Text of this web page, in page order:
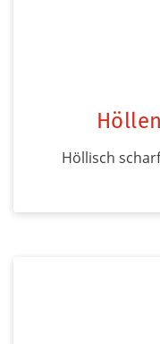
Höllisch